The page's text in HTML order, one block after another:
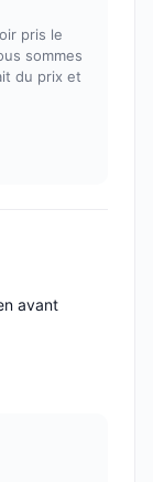
pris le
sommes
du prix et
avant